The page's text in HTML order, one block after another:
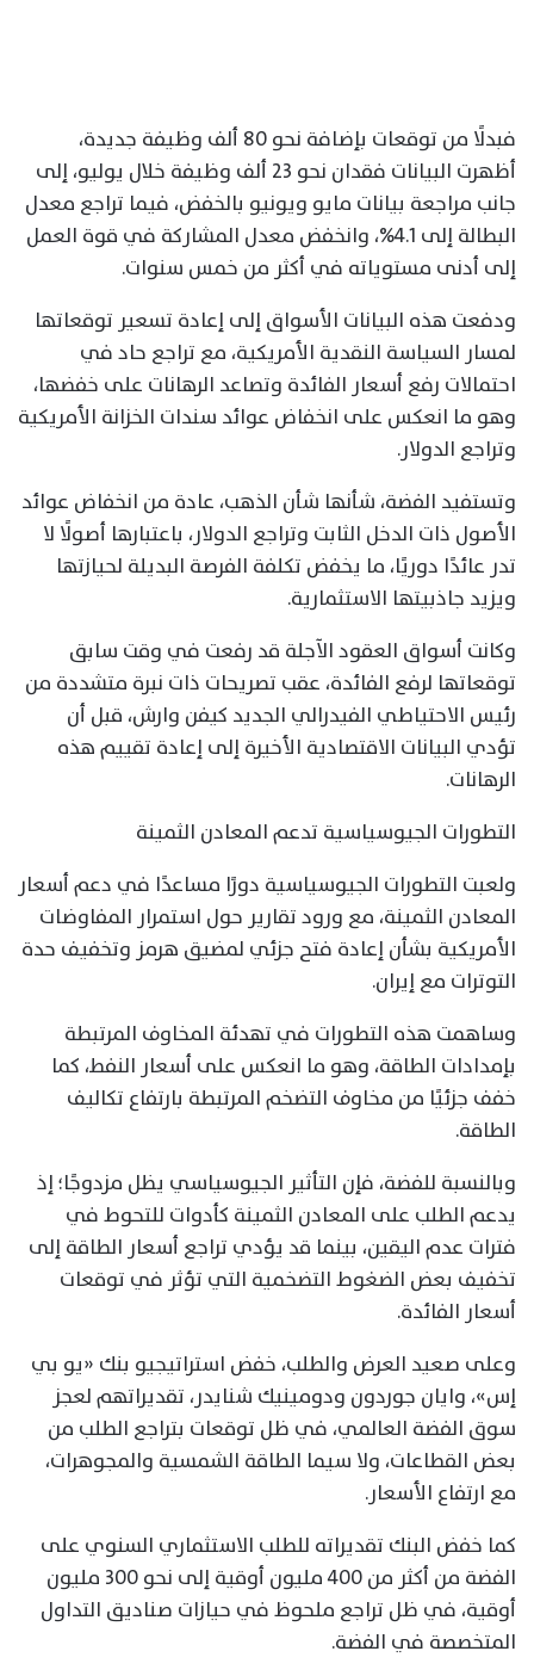
فبدلًا من توقعات بإضافة نحو 80 ألف وظيفة جديدة،
أظهرت البيانات فقدان نحو 23 ألف وظيفة خلال يوليو، إلى
جانب مراجعة بيانات مايو ويونيو بالخفض، فيما تراجع معدل
البطالة إلى 4.1%، وانخفض معدل المشاركة في قوة العمل
إلى أدنى مستوياته في أكثر من خمس سنوات.
ودفعت هذه البيانات الأسواق إلى إعادة تسعير توقعاتها
لمسار السياسة النقدية الأمريكية، مع تراجع حاد في
احتمالات رفع أسعار الفائدة وتصاعد الرهانات على خفضها،
وهو ما انعكس على انخفاض عوائد سندات الخزانة الأمريكية
وتراجع الدولار.
وتستفيد الفضة، شأنها شأن الذهب، عادة من انخفاض عوائد
الأصول ذات الدخل الثابت وتراجع الدولار، باعتبارها أصولًا لا
تدر عائدًا دوريًا، ما يخفض تكلفة الفرصة البديلة لحيازتها
ويزيد جاذبيتها الاستثمارية.
وكانت أسواق العقود الآجلة قد رفعت في وقت سابق
توقعاتها لرفع الفائدة، عقب تصريحات ذات نبرة متشددة من
رئيس الاحتياطي الفيدرالي الجديد كيفن وارش، قبل أن
تؤدي البيانات الاقتصادية الأخيرة إلى إعادة تقييم هذه
الرهانات.
التطورات الجيوسياسية تدعم المعادن الثمينة
ولعبت التطورات الجيوسياسية دورًا مساعدًا في دعم أسعار
المعادن الثمينة، مع ورود تقارير حول استمرار المفاوضات
الأمريكية بشأن إعادة فتح جزئي لمضيق هرمز وتخفيف حدة
التوترات مع إيران.
وساهمت هذه التطورات في تهدئة المخاوف المرتبطة
بإمدادات الطاقة، وهو ما انعكس على أسعار النفط، كما
خفف جزئيًا من مخاوف التضخم المرتبطة بارتفاع تكاليف
الطاقة.
وبالنسبة للفضة، فإن التأثير الجيوسياسي يظل مزدوجًا؛ إذ
يدعم الطلب على المعادن الثمينة كأدوات للتحوط في
فترات عدم اليقين، بينما قد يؤدي تراجع أسعار الطاقة إلى
تخفيف بعض الضغوط التضخمية التي تؤثر في توقعات
أسعار الفائدة.
وعلى صعيد العرض والطلب، خفض استراتيجيو بنك «يو بي
إس»، وايان جوردون ودومينيك شنايدر، تقديراتهم لعجز
سوق الفضة العالمي، في ظل توقعات بتراجع الطلب من
بعض القطاعات، ولا سيما الطاقة الشمسية والمجوهرات،
مع ارتفاع الأسعار.
كما خفض البنك تقديراته للطلب الاستثماري السنوي على
الفضة من أكثر من 400 مليون أوقية إلى نحو 300 مليون
أوقية، في ظل تراجع ملحوظ في حيازات صناديق التداول
المتخصصة في الفضة.